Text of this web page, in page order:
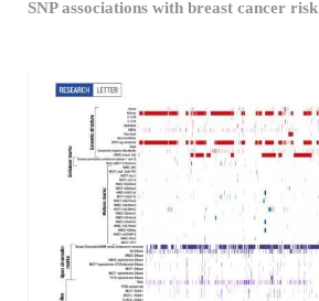
SNP associations with breast cancer risk